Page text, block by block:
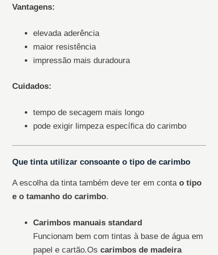
Vantagens:
elevada aderência
maior resistência
impressão mais duradoura
Cuidados:
tempo de secagem mais longo
pode exigir limpeza específica do carimbo
Que tinta utilizar consoante o tipo de carimbo
A escolha da tinta também deve ter em conta o tipo
e o tamanho do carimbo.
Carimbos manuais standard
Funcionam bem com tintas à base de água em
papel e cartão.Os carimbos de madeira